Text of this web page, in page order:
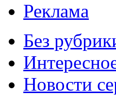
Реклама
Без
Новости